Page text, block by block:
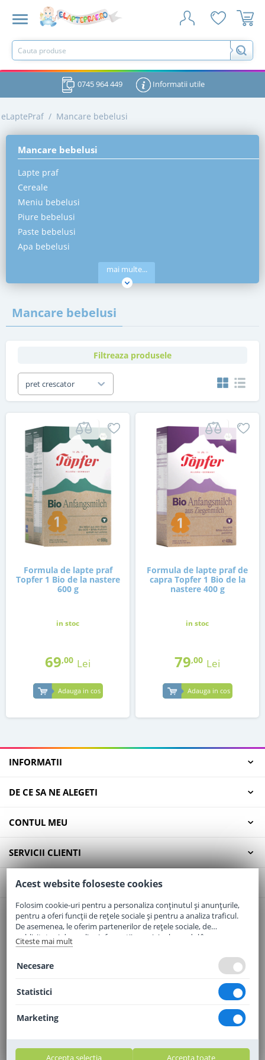
0745 964 449 Informatii utile
eLaptePraf / Mancare bebelusi
Mancare bebelusi
Lapte praf
Cereale
Meniu bebelusi
Piure bebelusi
Paste bebelusi
Apa bebelusi
mai multe...
Mancare bebelusi
Filtreaza produsele
pret crescator
Formula de lapte praf
Topfer 1 Bio de la nastere
600 g
in stoc
69,00 Lei
Adauga in cos
Formula de lapte praf de
capra Topfer 1 Bio de la
nastere 400 g
in stoc
79,00 Lei
Adauga in cos
INFORMATII
DE CE SA NE ALEGETI
CONTUL MEU
SERVICII CLIENTI
CONTACT
Email:office@elaptepraf.ro
Telefon:0745-964-449
Adresa:Sos. Borsului, Nr. 20, Oradea, Jud. Bihor
Acest website foloseste cookies
Folosim cookie-uri pentru a personaliza conținutul și anunțurile,
pentru a oferi funcții de rețele sociale și pentru a analiza traficul.
De asemenea, le oferim partenerilor de rețele sociale, de
publicitate și de analize informații cu privire la modul în care
folosiți site-ul nostru. Aceștia le pot combina cu alte informații
Citeste mai mult
Necesare
Statistici
Marketing
Accepta selectia Accepta toate